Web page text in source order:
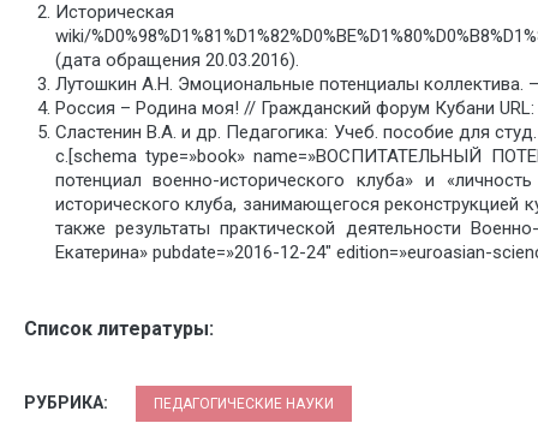
wiki/
(дата обращения 20.03.2016).
Лутошкин А.Н. Эмоциональные потенциалы коллектива.
Россия – Родина моя! // Гражданский форум Кубани
Сластенин В.А. и др. Педагогика: Учеб. пособие для
с.[schema type=»book» name=»ВОСПИТАТЕЛЬНЫЙ
потенциал военно-исторического клуба» и
исторического клуба, занимающегося реконструкцией
также результаты практической деятельности
Екатерина» pubdate=»2016-12-24″ edition=»euroasian-
Список литературы:
РУБРИКА: ПЕДАГОГИЧЕСКИЕ НАУКИ